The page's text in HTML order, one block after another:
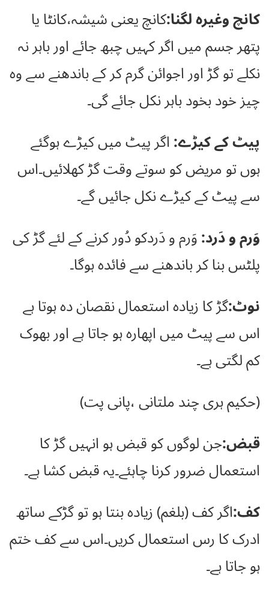
کانچ وغیرہ لگنا:کانچ یعنی شیشہ،کانٹا یا
پتھر جسم میں اگر کہیں چبھ جائے اور باہر نہ
نکلے تو گڑ اور اجوائن گرم کر کے باندھنے سے وہ
چیز خود بخود باہر نکل جائے گی۔
پیٹ کے کیڑے:اگر پیٹ میں کیڑے ہوگئے
ہوں تو مریض کو سوتے وقت گڑ کھلائیں۔اس
سے پیٹ کے کیڑے نکل جائیں گے۔
وَرم و دَرد:وَرم و دَردکو دُور کرنے کے لئے گڑ کی
پلٹس بنا کر باندھنے سے فائدہ ہوگا۔
نوٹ:گڑ کا زیادہ استعمال نقصان دہ ہوتا ہے
اس سے پیٹ میں اپھارہ ہو جاتا ہے اور بھوک
کم لگتی ہے۔
(حکیم ہری چند ملتانی ،پانی پت)
قبض:جن لوگوں کو قبض ہو انہیں گڑ کا
استعمال ضرور کرنا چاہئے۔یہ قبض کشا ہے۔
کف:اگر کف (بلغم) زیادہ بنتا ہو تو گڑکے ساتھ
ادرک کا رس استعمال کریں۔اس سے کف ختم
ہو جاتا ہے۔